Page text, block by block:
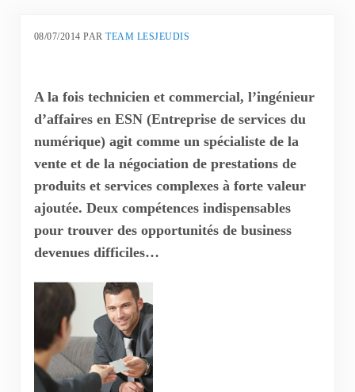
08/07/2014 PARTEAM LESJEUDIS
A la fois technicien et commercial, l’ingénieur
d’affaires en ESN (Entreprise de services du
numérique) agit comme un spécialiste de la
vente et de la négociation de prestations de
produits et services complexes à forte valeur
ajoutée. Deux compétences indispensables
pour trouver des opportunités de business
devenues difficiles…